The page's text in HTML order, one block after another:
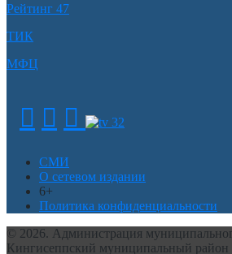
Рейтинг 47
ТИК
МФЦ
СМИ
О сетевом издании
6+
Политика конфиденциальности
© 2026. Администрация
Кингисеппский муниципальный район